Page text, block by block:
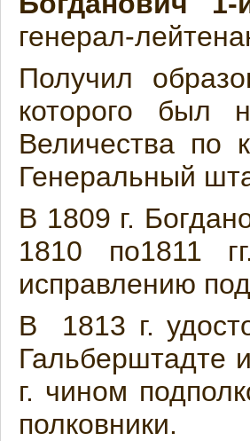
генерал-
Получил
которого был
Величества по
Генеральный
В 1809 г.
1810 по1811
исправлению
В 1813 г.
Гальберштадте
г. чином
полковники.